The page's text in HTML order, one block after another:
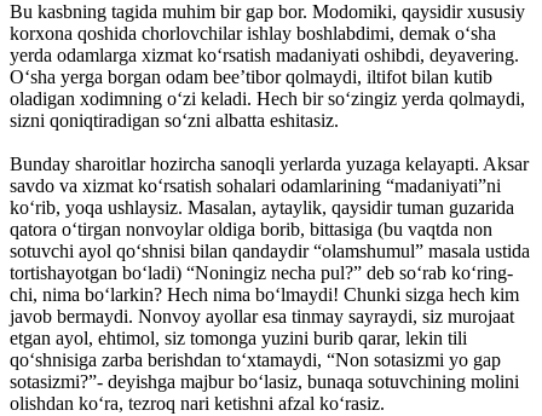
Bu kasbning tagida muhim bir gap bor. Modomiki, qaysidir xususiy
korxona qoshida chorlovchilar ishlay boshlabdimi, demak o‘sha
yerda odamlarga xizmat ko‘rsatish madaniyati oshibdi, deyavering.
O‘sha yerga borgan odam bee’tibor qolmaydi, iltifot bilan kutib
oladigan xodimning o‘zi keladi. Hech bir so‘zingiz yerda qolmaydi,
sizni qoniqtiradigan so‘zni albatta eshitasiz.
Bunday sharoitlar hozircha sanoqli yerlarda yuzaga kelayapti. Aksar
savdo va xizmat ko‘rsatish sohalari odamlarining “madaniyati”ni
ko‘rib, yoqa ushlaysiz. Masalan, aytaylik, qaysidir tuman guzarida
qatora o‘tirgan nonvoylar oldiga borib, bittasiga (bu vaqtda non
sotuvchi ayol qo‘shnisi bilan qandaydir “olamshumul” masala ustida
tortishayotgan bo‘ladi) “Noningiz necha pul?” deb so‘rab ko‘ring-
chi, nima bo‘larkin? Hech nima bo‘lmaydi! Chunki sizga hech kim
javob bermaydi. Nonvoy ayollar esa tinmay sayraydi, siz murojaat
etgan ayol, ehtimol, siz tomonga yuzini burib qarar, lekin tili
qo‘shnisiga zarba berishdan to‘xtamaydi, “Non sotasizmi yo gap
sotasizmi?”- deyishga majbur bo‘lasiz, bunaqa sotuvchining molini
olishdan ko‘ra, tezroq nari ketishni afzal ko‘rasiz.